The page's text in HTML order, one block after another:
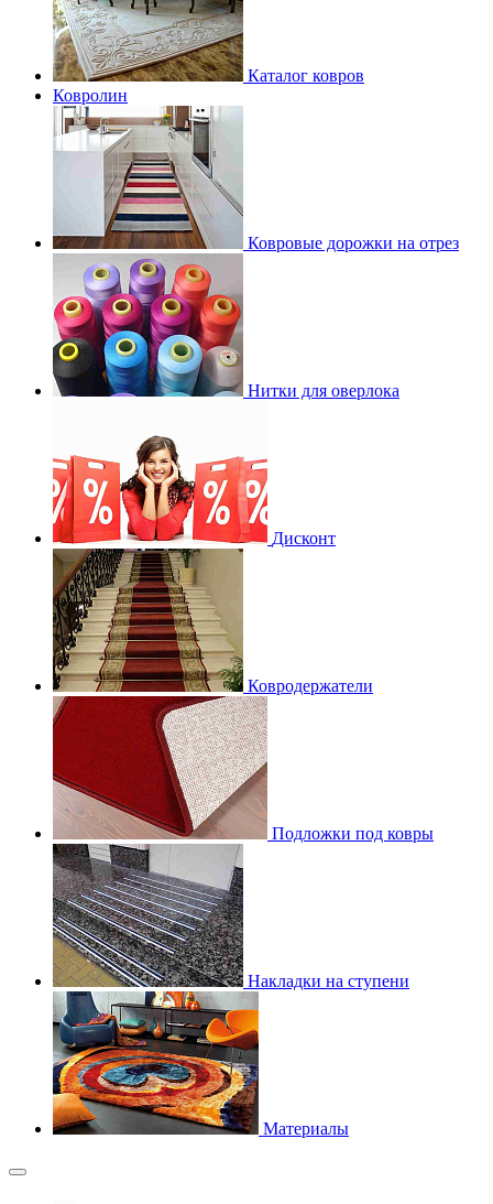
Каталог ковров
Ковролин
Ковровые дорожки на отрез
Нитки для оверлока
Дисконт
Ковродержатели
Подложки под ковры
Накладки на ступени
Материалы